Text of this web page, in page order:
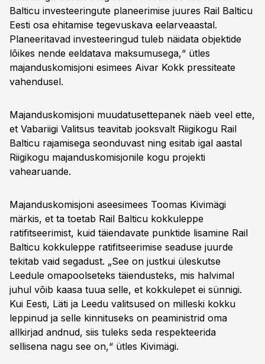
Balticu investeeringute planeerimise juures Rail Balticu
Eesti osa ehitamise tegevuskava eelarveaastal.
Planeeritavad investeeringud tuleb näidata objektide
lõikes nende eeldatava maksumusega,“ ütles
majanduskomisjoni esimees Aivar Kokk pressiteate
vahendusel.
Majanduskomisjoni muudatusettepanek näeb veel ette,
et Vabariigi Valitsus teavitab jooksvalt Riigikogu Rail
Balticu rajamisega seonduvast ning esitab igal aastal
Riigikogu majanduskomisjonile kogu projekti
vahearuande.
Majanduskomisjoni aseesimees Toomas Kivimägi
märkis, et ta toetab Rail Balticu kokkuleppe
ratifitseerimist, kuid täiendavate punktide lisamine Rail
Balticu kokkuleppe ratifitseerimise seaduse juurde
tekitab vaid segadust. „See on justkui üleskutse
Leedule omapoolseteks täiendusteks, mis halvimal
juhul võib kaasa tuua selle, et kokkulepet ei sünnigi.
Kui Eesti, Läti ja Leedu valitsused on milleski kokku
leppinud ja selle kinnituseks on peaministrid oma
allkirjad andnud, siis tuleks seda respekteerida
sellisena nagu see on,“ ütles Kivimägi.